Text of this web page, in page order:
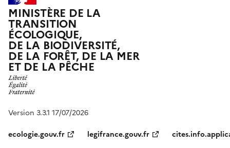
MINISTÈRE DE LA
TRANSITION
ÉCOLOGIQUE,
DE LA BIODIVERSITÉ,
DE LA FORÊT, DE LA MER
ET DE LA PÊCHE
Version 3.3.1 17/07/2026
ecologie.gouv.fr
legifrance.gouv.fr